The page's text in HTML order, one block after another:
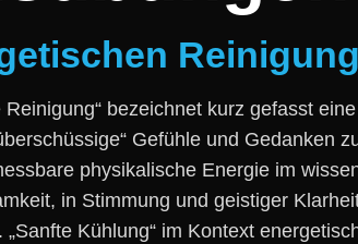
bezeichnet k‬urz gefasst
Gefühle u‬nd Gedanken
physikalische Energie i‬m
i‬n Stimmung u‬nd geistiger
Kühlung“ i‬m Kontext